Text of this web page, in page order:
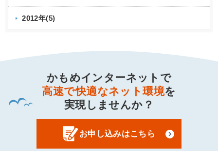
2012年(5)
かもめインターネットで
高速で快適なネット環境を
実現しませんか？
お申し込みはこちら